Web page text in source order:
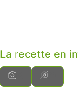
La recette en